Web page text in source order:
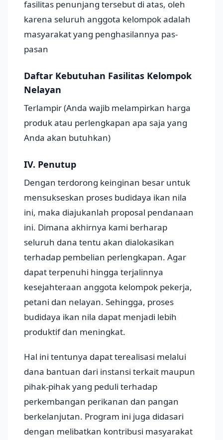
fasilitas penunjang tersebut di atas, oleh
karena seluruh anggota kelompok adalah
masyarakat yang penghasilannya pas-
pasan
Daftar Kebutuhan Fasilitas Kelompok
Nelayan
Terlampir (Anda wajib melampirkan harga
produk atau perlengkapan apa saja yang
Anda akan butuhkan)
IV. Penutup
Dengan terdorong keinginan besar untuk
mensukseskan proses budidaya ikan nila
ini, maka diajukanlah proposal pendanaan
ini. Dimana akhirnya kami berharap
seluruh dana tentu akan dialokasikan
terhadap pembelian perlengkapan. Agar
dapat terpenuhi hingga terjalinnya
kesejahteraan anggota kelompok pekerja,
petani dan nelayan. Sehingga, proses
budidaya ikan nila dapat menjadi lebih
produktif dan meningkat.
Hal ini tentunya dapat terealisasi melalui
dana bantuan dari instansi terkait maupun
pihak-pihak yang peduli terhadap
perkembangan perikanan dan pangan
berkelanjutan. Program ini juga didasari
dengan melibatkan kontribusi masyarakat